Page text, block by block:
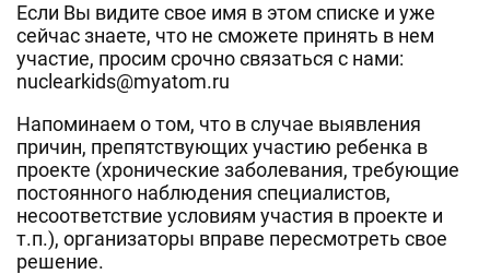
Если Вы видите свое имя в этом списке и уже
сейчас знаете, что не сможете принять в нем
участие, просим срочно связаться с нами:
nuclearkids@myatom.ru
Напоминаем о том, что в случае выявления
причин, препятствующих участию ребенка в
проекте (хронические заболевания, требующие
постоянного наблюдения специалистов,
несоответствие условиям участия в проекте и
т.п.), организаторы вправе пересмотреть свое
решение.